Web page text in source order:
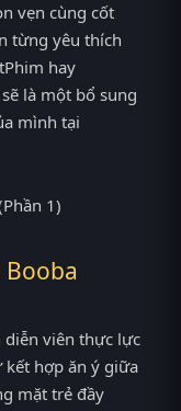
vẹn cùng cốt
từng yêu thích
hay
là một bổ sung
mình tại
Booba
diễn viên thực lực
kết hợp ăn ý giữa
mặt trẻ đầy